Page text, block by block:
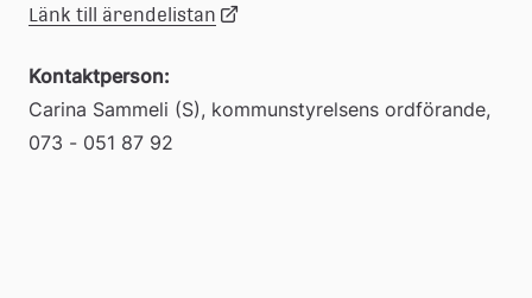
Länk till ärendelistan Länk
Länk
Kontaktperson:
Carina Sammeli (S), kommunstyrelsens ordförande,
073 - 051 87 92